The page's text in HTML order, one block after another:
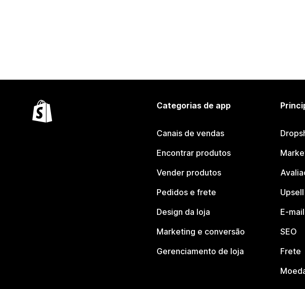
Categorias de app
Canais de vendas
Encontrar produtos
Vender produtos
Pedidos e frete
Design da loja
Marketing e conversão
Gerenciamento de loja
E-
SEO
Frete